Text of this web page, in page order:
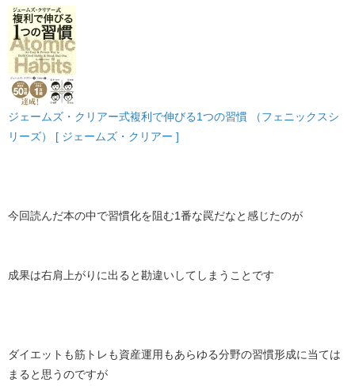
ジェームズ・クリアー式複利で伸びる1つの習慣 （フェニックスシ
リーズ） [ ジェームズ・クリアー ]
今回読んだ本の中で習慣化を阻む1番な罠だなと感じたのが
成果は右肩上がりに出ると勘違いしてしまうことです
ダイエットも筋トレも資産運用もあらゆる分野の習慣形成に当ては
まると思うのですが